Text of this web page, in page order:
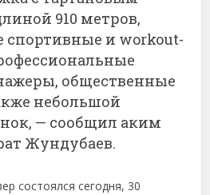
910 метров,
спортивные и workout-
общественные
небольшой
— сообщил аким
Жундубаев.
состоялся сегодня, 30